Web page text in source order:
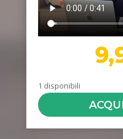
1 disponibili